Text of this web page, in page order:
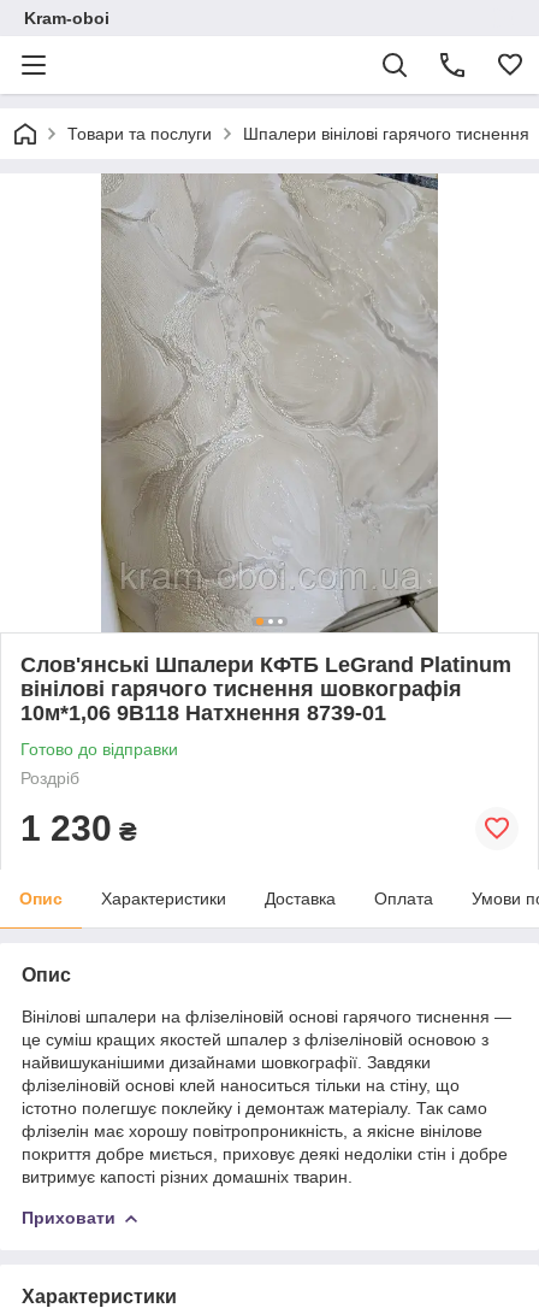
Kram-oboi
Товари та послуги Шпалери вінілові гарячого тиснення
Слов'янські Шпалери КФТБ LeGrand Platinum
вінілові гарячого тиснення шовкографія
10м*1,06 9В118 Натхнення 8739-01
Готово до відправки
Роздріб
1 230 ₴
Опис Характеристики Доставка Оплата Умови
Опис
Вінілові шпалери на флізеліновій основі гарячого тиснення —
це суміш кращих якостей шпалер з флізеліновій основою з
найвишуканішими дизайнами шовкографії. Завдяки
флізеліновій основі клей наноситься тільки на стіну, що
істотно полегшує поклейку і демонтаж матеріалу. Так само
флізелін має хорошу повітропроникність, а якісне вінілове
покриття добре миється, приховує деякі недоліки стін і добре
витримує капості різних домашніх тварин.
Приховати
Характеристики